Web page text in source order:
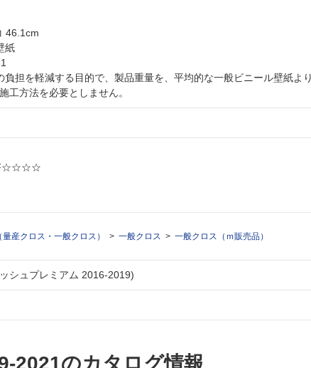
46.1cm
紙
負担を軽減する目的で、製品重量を、平均的な一般ビニール壁紙よ
工方法を必要としません。
産クロス・一般クロス） 一般クロス 一般クロス（ｍ販売品）
ッシュプレミアム 2016-2019)